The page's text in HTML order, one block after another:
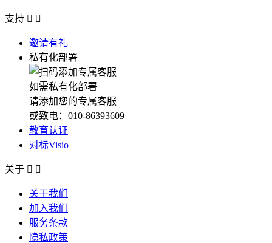
支持  
邀请有礼
私有化部署
如需私有化部署
请添加您的专属客服
或致电：010-86393609
教育认证
对标Visio
关于  
关于我们
加入我们
服务条款
隐私政策